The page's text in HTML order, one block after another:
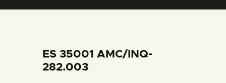
COLECCIONES
ES 35001 AMC/INQ-
282.003